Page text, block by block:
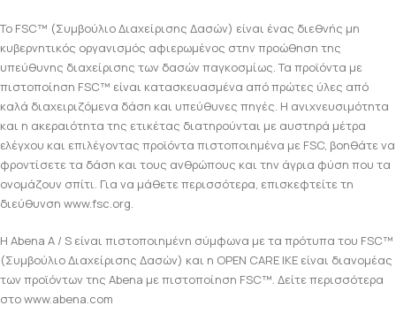
Το FSC™ (Συμβούλιο Διαχείρισης Δασών) είναι ένας διεθνής μη
κυβερνητικός οργανισμός αφιερωμένος στην προώθηση της
υπεύθυνης διαχείρισης των δασών παγκοσμίως. Τα προϊόντα με
πιστοποίηση FSC™ είναι κατασκευασμένα από πρώτες ύλες από
καλά διαχειριζόμενα δάση και υπεύθυνες πηγές. Η ανιχνευσιμότητα
και η ακεραιότητα της ετικέτας διατηρούνται με αυστηρά μέτρα
ελέγχου και επιλέγοντας προϊόντα πιστοποιημένα με FSC, βοηθάτε να
φροντίσετε τα δάση και τους ανθρώπους και την άγρια φύση που τα
ονομάζουν σπίτι. Για να μάθετε περισσότερα, επισκεφτείτε τη
διεύθυνση www.fsc.org.
Η Abena A / S είναι πιστοποιημένη σύμφωνα με τα πρότυπα του FSC™
(Συμβούλιο Διαχείρισης Δασών) και η OPEN CARE IKE είναι διανομέας
των προϊόντων της Abena με πιστοποίηση FSC™. Δείτε περισσότερα
στο www.abena.com